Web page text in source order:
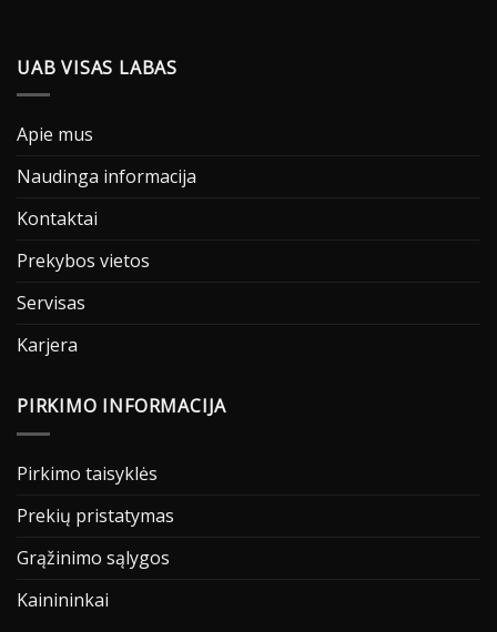
UAB VISAS LABAS
Apie mus
Naudinga informacija
Kontaktai
Prekybos vietos
Servisas
Karjera
PIRKIMO INFORMACIJA
Pirkimo taisyklės
Prekių pristatymas
Grąžinimo sąlygos
Kainininkai